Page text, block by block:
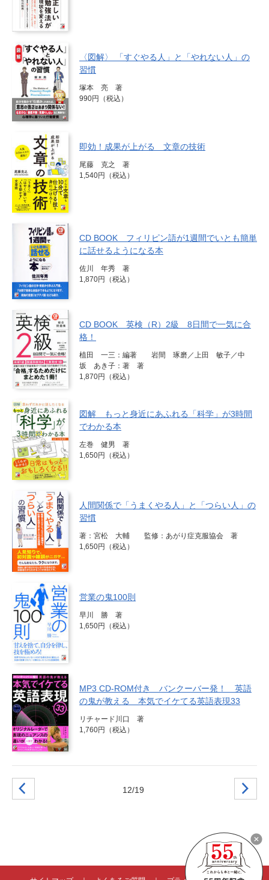
〈図解〉 「すぐやる人」と「やれない人」の
習慣
塚本 亮 著
990円（税込）
即効！成果が上がる 文章の技術
尾藤 克之 著
1,540円（税込）
CD BOOK フィリピン語が1週間でいとも簡単
に話せるようになる本
佐川 年秀 著
1,870円（税込）
CD BOOK 英検（R）2級 8日間で一気に合
格！
植田 一三：編著 岩間 琢磨／上田 敏子／中
坂 あき子：著 著
1,870円（税込）
図解 もっと身近にあふれる「科学」が3時間
でわかる本
左巻 健男 著
1,650円（税込）
人間関係で「うまくやる人」と「つらい人」の
習慣
著：宮松 大輔 監修：あがり症克服協会 著
1,650円（税込）
営業の鬼100則
早川 勝 著
1,650円（税込）
MP3 CD-ROM付き バンクーバー発！ 英語
の鬼が教える 本気でイケてる英語表現33
リチャード川口 著
1,760円（税込）
12/19